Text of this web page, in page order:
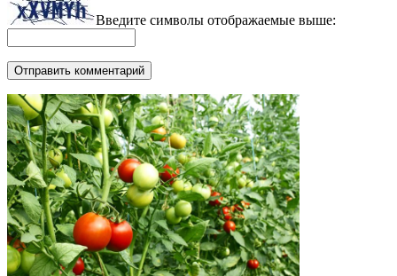
Введите символы отображаемые выше: